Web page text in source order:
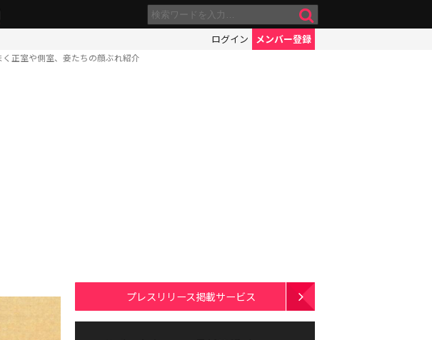
ログイン メンバー登録
正室や側室、妾たちの顔ぶれ紹介
プレスリリース掲載サービス